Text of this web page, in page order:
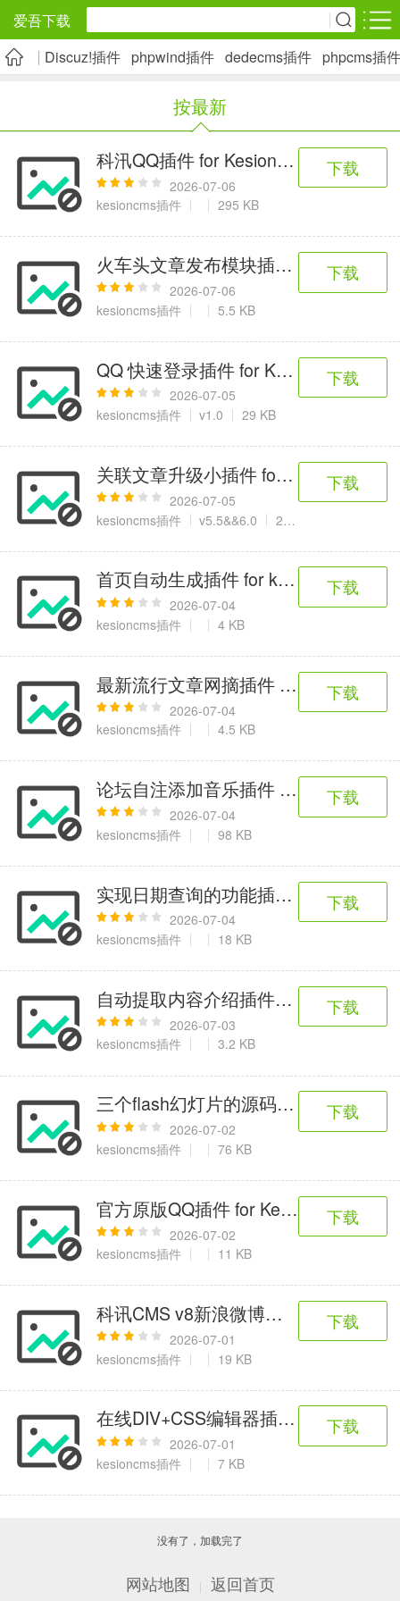
爱吾下载
安卓应用 安卓游戏
5千+款应用
社交通讯
2千+款应用
1万+款应用
实用工具
2万+款应用
金融理财
2百+款应用
6千+款应用
资讯阅读
1万+款应用
学习办公
3万+款应用
生活服务
医疗健康
6千+款应用
母婴育儿
2百+款应用
趣味娱乐
图像拍照
9百+款应用
Discuz!插件 phpwind插件 dedecms插件 phpcms插件
按最新
科汛QQ插件 for KesionCMS科汛 5.0
2026-07-06
kesioncms插件
295 KB
下载
火车头文章发布模块插件 for
2026-07-06
kesioncms插件
5.5 KB
下载
QQ 快速登录插件 for KesionCMS
2026-07-05
kesioncms插件
v1.0 29 KB
下载
关联文章升级小插件 for KesionCMS
2026-07-05
kesioncms插件
v5.5&&6.0 2 KB
下载
首页自动生成插件 for kesionCms 5.0
2026-07-04
kesioncms插件
4 KB
下载
最新流行文章网摘插件 for
2026-07-04
kesioncms插件
4.5 KB
下载
论坛自注添加音乐插件 for
2026-07-04
kesioncms插件
98 KB
下载
实现日期查询的功能插件 for
2026-07-04
kesioncms插件
18 KB
下载
自动提取内容介绍插件v6 for
2026-07-03
kesioncms插件
3.2 KB
下载
三个flash幻灯片的源码加三个.swf文
2026-07-02
kesioncms插件
76 KB
下载
官方原版QQ插件 for KesionCMS科汛
2026-07-02
kesioncms插件
11 KB
下载
科讯CMS v8新浪微博登录插件 v1.1
2026-07-01
kesioncms插件
19 KB
下载
在线DIV+CSS编辑器插件 for
2026-07-01
kesioncms插件
7 KB
下载
没有了，加载完了
网站地图 | 返回首页